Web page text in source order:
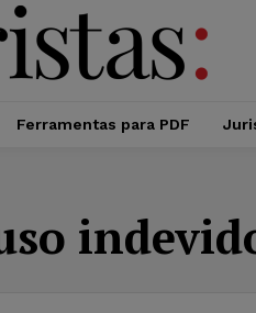
Ferramentas para PDF